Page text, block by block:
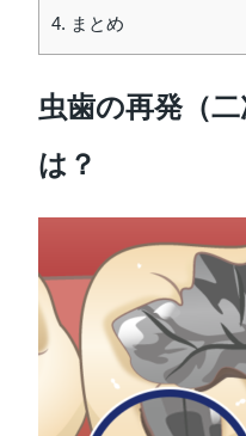
4. まとめ
虫歯の再発（
は？